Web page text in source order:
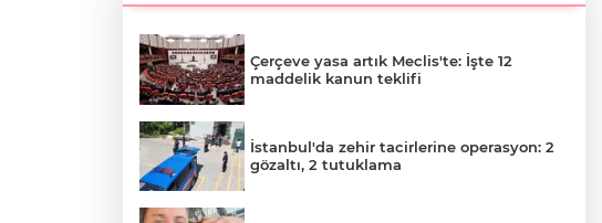
Çerçeve yasa artık Meclis'te: İşte 12
maddelik kanun teklifi
İstanbul'da zehir tacirlerine operasyon: 2
gözaltı, 2 tutuklama